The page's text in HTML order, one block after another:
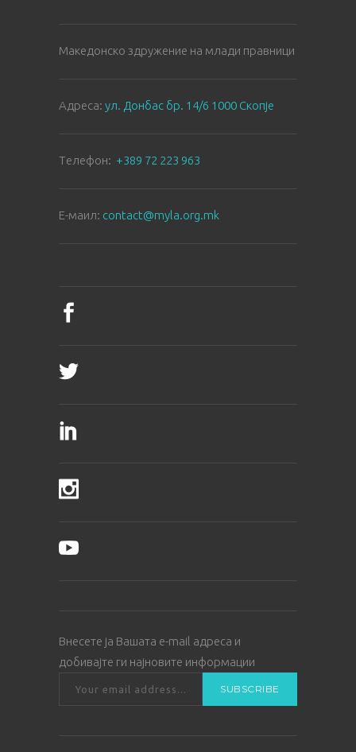
Македонско здружение на млади правници
Aдреса: ул. Донбас бр. 14/6 1000 Скопје
Tелефон: +389 72 223 963
E-маил: contact@myla.org.mk
Внесете ја Вашата е-mail адреса и
добивајте ги најновите информации